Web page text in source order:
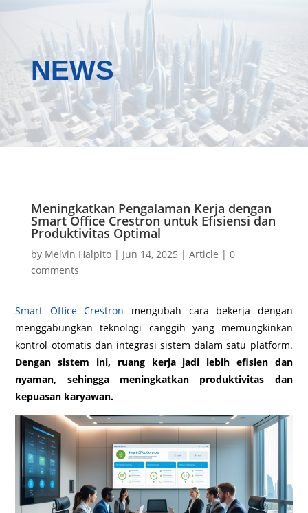
NEWS
Meningkatkan Pengalaman Kerja dengan
Smart Office Crestron untuk Efisiensi dan
Produktivitas Optimal
by Melvin Halpito| Jun 14, 2025 | Article | 0
comments
Smart Office Crestron mengubah cara bekerja dengan
menggabungkan teknologi canggih yang memungkinkan
kontrol otomatis dan integrasi sistem dalam satu platform.
Dengan sistem ini, ruang kerja jadi lebih efisien dan
nyaman, sehingga meningkatkan produktivitas dan
kepuasan karyawan.